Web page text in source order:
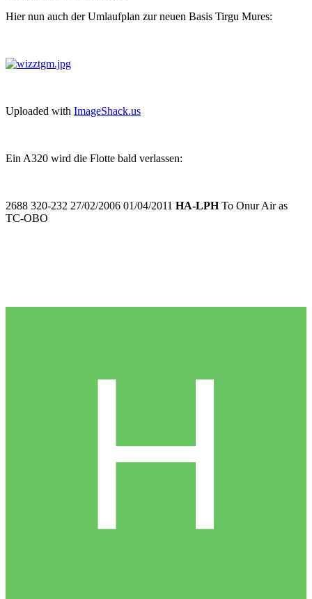
Hier nun auch der Umlaufplan zur neuen Basis Tirgu Mures:
Uploaded with ImageShack.us
Ein A320 wird die Flotte bald verlassen:
2688 320-232 27/02/2006 01/04/2011 HA-LPHTo Onur Air as
TC-OBO